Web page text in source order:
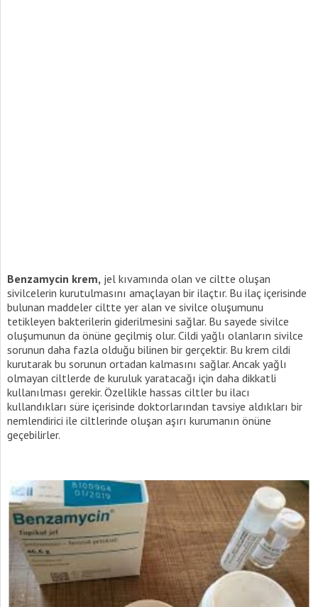
Benzamycin krem, jel kıvamında olan ve ciltte oluşan
sivilcelerin kurutulmasını amaçlayan bir ilaçtır. Bu ilaç içerisinde
bulunan maddeler ciltte yer alan ve sivilce oluşumunu
tetikleyen bakterilerin giderilmesini sağlar. Bu sayede sivilce
oluşumunun da önüne geçilmiş olur. Cildi yağlı olanların sivilce
sorunun daha fazla olduğu bilinen bir gerçektir. Bu krem cildi
kurutarak bu sorunun ortadan kalmasını sağlar. Ancak yağlı
olmayan ciltlerde de kuruluk yaratacağı için daha dikkatli
kullanılması gerekir. Özellikle hassas ciltler bu ilacı
kullandıkları süre içerisinde doktorlarından tavsiye aldıkları bir
nemlendirici ile ciltlerinde oluşan aşırı kurumanın önüne
geçebilirler.